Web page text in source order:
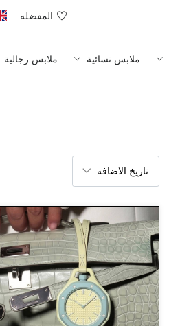
المفضله
ملابس نسائية ملابس رجالية